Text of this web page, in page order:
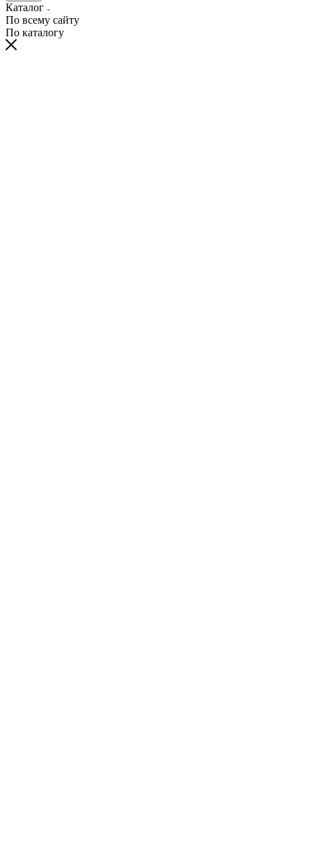
Каталог
По всему сайту
По каталогу